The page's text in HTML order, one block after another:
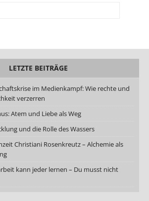
LETZTE BEITRÄGE
im Medienkampf: Wie rechte und
verzerren
Atem und Liebe als Weg
und die Rolle des Wassers
Christiani Rosenkreutz – Alchemie als
kann jeder lernen – Du musst nicht